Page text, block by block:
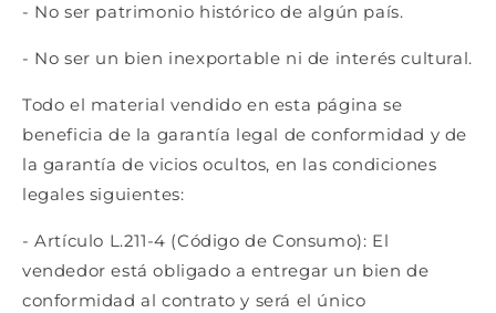
- No ser patrimonio histórico de algún país.
- No ser un bien inexportable ni de interés cultural.
Todo el material vendido en esta página se
beneficia de la garantía legal de conformidad y de
la garantía de vicios ocultos, en las condiciones
legales siguientes:
- Artículo L.211-4 (Código de Consumo): El
vendedor está obligado a entregar un bien de
conformidad al contrato y será el único